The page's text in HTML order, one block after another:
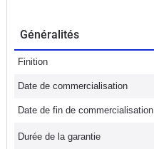
Généralités
Finition
Date de commercialisation
Date de fin de commercialisation
Durée de la garantie